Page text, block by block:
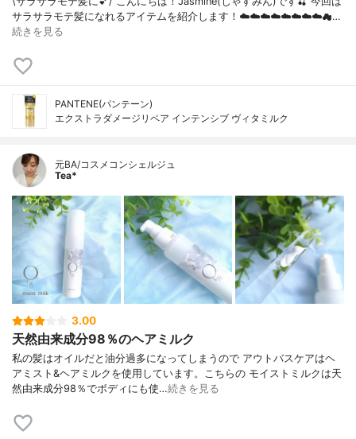
サラサラモテ髪になれるアイテムを紹介します！☁️☁️☁️☁️☁️☁️☁️☁️☁…
続きを見る
PANTENE(パンテーン)
エクストラダメージリペア インテンシブ ヴィタミルク
元BA/コスメコンシェルジュ
Tea*
3.00
天然由来成分98％のヘアミルク
私の髪はオイルだと油分過多になってしまうので アウトバスケアはヘ
アミスト&ヘアミルクを使用しています。こちらの モイストミルクは天
然由来成分98％でボディにも使…続きを見る